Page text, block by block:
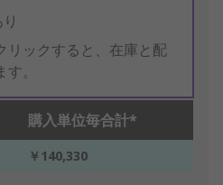
リックすると、在庫と配
。
購入単位毎合計*
￥140,330